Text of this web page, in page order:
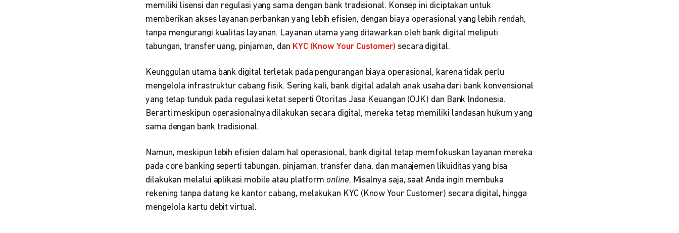
memiliki lisensi dan regulasi yang sama dengan bank tradisional. Konsep ini diciptakan untuk
memberikan akses layanan perbankan yang lebih efisien, dengan biaya operasional yang lebih rendah,
tanpa mengurangi kualitas layanan. Layanan utama yang ditawarkan oleh bank digital meliputi
tabungan, transfer uang, pinjaman, dan KYC (Know Your Customer) secara digital.
Keunggulan utama bank digital terletak pada pengurangan biaya operasional, karena tidak perlu
mengelola infrastruktur cabang fisik. Sering kali, bank digital adalah anak usaha dari bank konvensional
yang tetap tunduk pada regulasi ketat seperti Otoritas Jasa Keuangan (OJK) dan Bank Indonesia.
Berarti meskipun operasionalnya dilakukan secara digital, mereka tetap memiliki landasan hukum yang
sama dengan bank tradisional.
Namun, meskipun lebih efisien dalam hal operasional, bank digital tetap memfokuskan layanan mereka
pada core banking seperti tabungan, pinjaman, transfer dana, dan manajemen likuiditas yang bisa
dilakukan melalui aplikasi mobile atau platformonline. Misalnya saja, saat Anda ingin membuka
rekening tanpa datang ke kantor cabang, melakukan KYC (Know Your Customer) secara digital, hingga
mengelola kartu debit virtual.